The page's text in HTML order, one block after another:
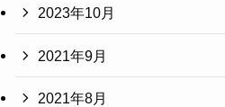
2023年10月
2021年9月
2021年8月